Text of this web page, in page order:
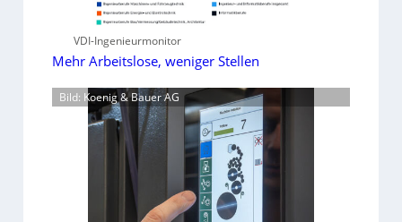
VDI-Ingenieurmonitor
Mehr Arbeitslose, weniger Stellen
Bild: Koenig & Bauer AG